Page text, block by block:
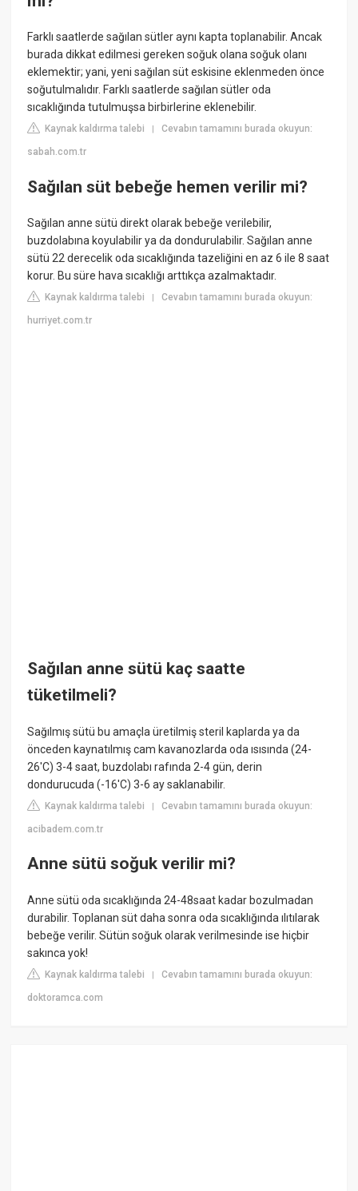
Farklı saatlerde sağılan sütler aynı kapta toplanabilir. Ancak
burada dikkat edilmesi gereken soğuk olana soğuk olanı
eklemektir; yani, yeni sağılan süt eskisine eklenmeden önce
soğutulmalıdır. Farklı saatlerde sağılan sütler oda
sıcaklığında tutulmuşsa birbirlerine eklenebilir.
Kaynak kaldırma talebi |Cevabın tamamını burada okuyun:
sabah.com.tr
Sağılan süt bebeğe hemen verilir mi?
Sağılan anne sütü direkt olarak bebeğe verilebilir,
buzdolabına koyulabilir ya da dondurulabilir. Sağılan anne
sütü 22 derecelik oda sıcaklığında tazeliğini en az 6 ile 8 saat
korur. Bu süre hava sıcaklığı arttıkça azalmaktadır.
Kaynak kaldırma talebi |Cevabın tamamını burada okuyun:
hurriyet.com.tr
Sağılan anne sütü kaç saatte
tüketilmeli?
Sağılmış sütü bu amaçla üretilmiş steril kaplarda ya da
önceden kaynatılmış cam kavanozlarda oda ısısında (24-
26'C) 3-4 saat, buzdolabı rafında 2-4 gün, derin
dondurucuda (-16'C) 3-6 ay saklanabilir.
Kaynak kaldırma talebi |Cevabın tamamını burada okuyun:
acibadem.com.tr
Anne sütü soğuk verilir mi?
Anne sütü oda sıcaklığında 24-48saat kadar bozulmadan
durabilir. Toplanan süt daha sonra oda sıcaklığında ılıtılarak
bebeğe verilir. Sütün soğuk olarak verilmesinde ise hiçbir
sakınca yok!
Kaynak kaldırma talebi |Cevabın tamamını burada okuyun:
doktoramca.com